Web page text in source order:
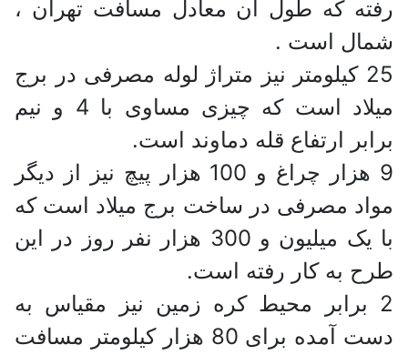
رفته که طول آن معادل مسافت تهران ،
شمال است .
25 کیلومتر نیز متراژ لوله مصرفی در برج
میلاد است که چیزی مساوی با 4 و نیم
برابر ارتفاع قله دماوند است.
9 هزار چراغ و 100 هزار پیچ نیز از دیگر
مواد مصرفی در ساخت برج میلاد است که
با یک میلیون و 300 هزار نفر روز در این
طرح به کار رفته است.
2 برابر محیط کره زمین نیز مقیاس به
دست آمده برای 80 هزار کیلومتر مسافت